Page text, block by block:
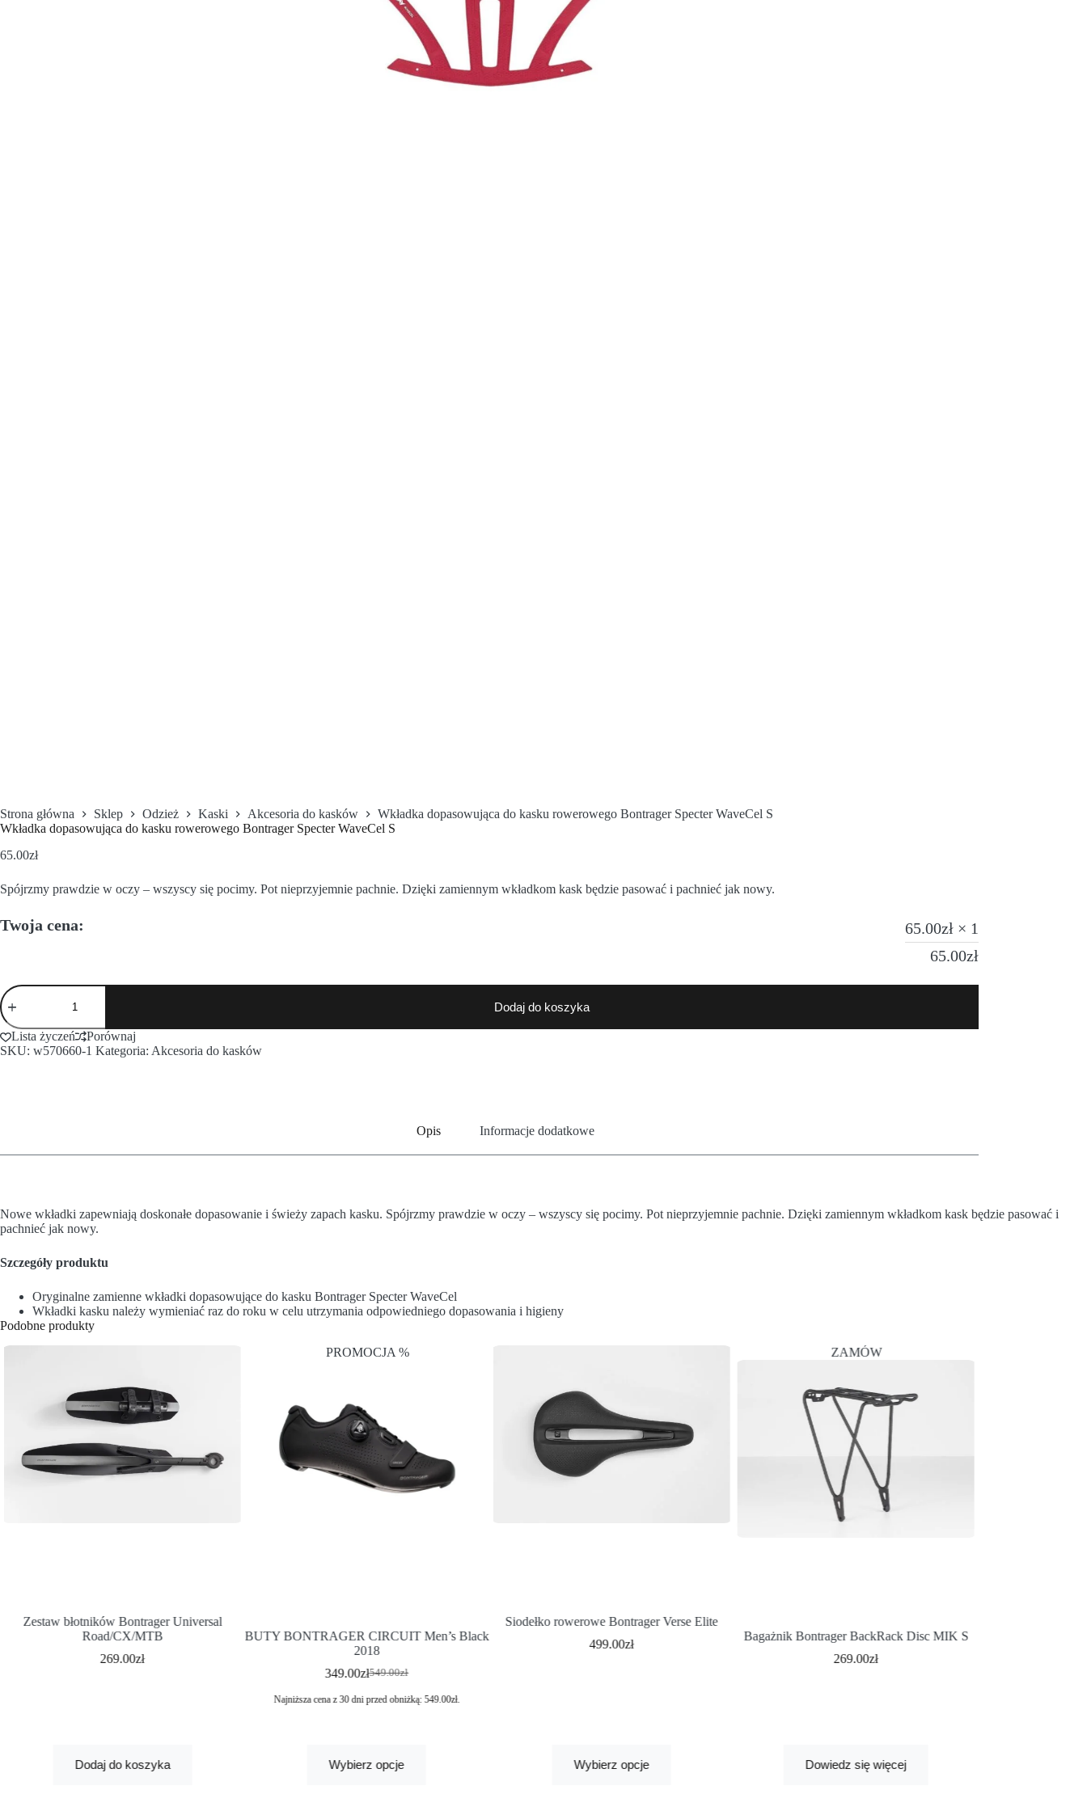
Strona główna Sklep Odzież Kaski Akcesoria do kasków
Wkładka dopasowująca do kasku rowerowego Bontrager Specter WaveCel S
Wkładka dopasowująca do kasku rowerowego Bontrager Specter WaveCel S
65.00zł
Spójrzmy prawdzie w oczy – wszyscy się pocimy. Pot nieprzyjemnie pachnie. Dzięki zamiennym wkładkom kask będzie pasować i pachnieć jak nowy.
Twoja cena: 65.00zł × 1
65.00zł
Dodaj do koszyka
Lista życzeń
Porównaj
SKU: w570660-1 Kategoria: Akcesoria do kasków
Opis Informacje dodatkowe
Nowe wkładki zapewniają doskonałe dopasowanie i świeży zapach kasku. Spójrzmy prawdzie w oczy – wszyscy się pocimy. Pot nieprzyjemnie pachnie. Dzięki zamiennym wkładkom kask będzie pasować i
pachnieć jak nowy.
Szczegóły produktu
Oryginalne zamienne wkładki dopasowujące do kasku Bontrager Specter WaveCel
Wkładki kasku należy wymieniać raz do roku w celu utrzymania odpowiedniego dopasowania i higieny
Podobne produkty
Zestaw błotników Bontrager Universal
Road/CX/MTB
269.00zł
Dodaj do koszyka
PROMOCJA %
BUTY BONTRAGER CIRCUIT Men’s Black
2018
549.00zł
349.00zł
Najniższa cena z 30 dni przed obniżką:549.00zł.
Wybierz opcje
Siodełko rowerowe Bontrager Verse Elite
499.00zł
Wybierz opcje
ZAMÓW
Bagażnik Bontrager BackRack Disc MIK S
269.00zł
Dowiedz się więcej